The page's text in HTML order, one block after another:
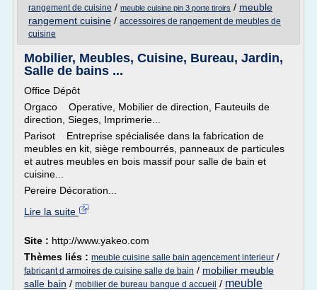
rangement de cuisine / meuble cuisine pin 3 porte tiroirs / meuble
rangement cuisine / accessoires de rangement de meubles de
cuisine
Mobilier, Meubles, Cuisine, Bureau, Jardin,
Salle de bains ...
Office Dépôt
Orgaco Operative, Mobilier de direction, Fauteuils de
direction, Sieges, Imprimerie...
Parisot Entreprise spécialisée dans la fabrication de
meubles en kit, siège rembourrés, panneaux de particules
et autres meubles en bois massif pour salle de bain et
cuisine...
Pereire Décoration...
Lire la suite
Site : http://www.yakeo.com
Thèmes liés : meuble cuisine salle bain agencement interieur /
fabricant d armoires de cuisine salle de bain / mobilier meuble
salle bain / mobilier de bureau banque d accueil / meuble